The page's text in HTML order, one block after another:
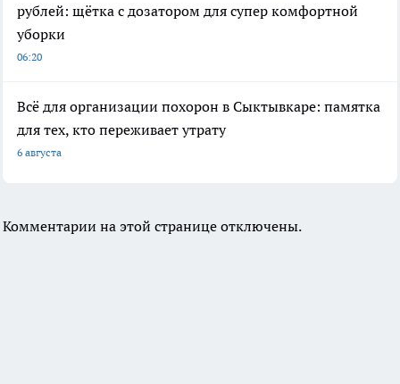
рублей: щётка с дозатором для супер комфортной
уборки
06:20
Всё для организации похорон в Сыктывкаре: памятка
для тех, кто переживает утрату
6 августа
Комментарии на этой странице отключены.